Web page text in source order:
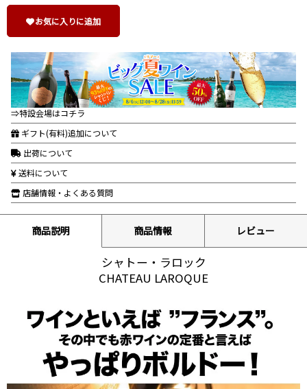
お気に入りに追加
⇒特設会場はコチラ
ギフト(有料)追加について
出荷について
送料について
店舗情報・よくある質問
商品説明 商品情報 レビュー
シャトー・ラロック
CHATEAU LAROQUE